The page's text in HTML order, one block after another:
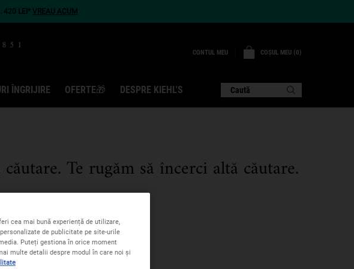
420 LEI* VREAU ACUM
CONTUL MEU COȘUL MEU 0
0 PRODUS
ÎNGRIJIRE OFERTE🎁 DESPRE KIEHL'S Caută
Te rugăm să încerci altă căutare.
cea mai bună experiență de utilizare,
de publicitate pe site-urile
Puteți gestiona în orice moment
multe detalii despre modul în care noi și